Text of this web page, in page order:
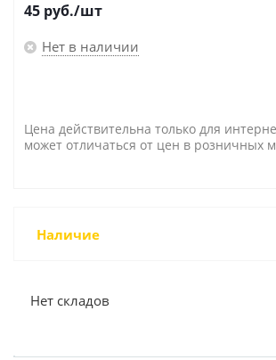
45 руб./шт
Нет в наличии
Цена действительна только для
может отличаться от цен в розничных
Наличие
Нет складов